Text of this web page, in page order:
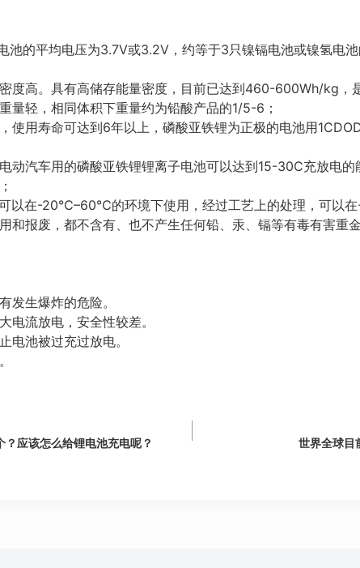
池的平均电压为3.7V或3.2V，约等于3只镍镉电池或镍氢电
度高。具有高储存能量密度，目前已达到460-600Wh/kg，
量轻，相同体积下重量约为铅酸产品的1/5-6；
使用寿命可达到6年以上，磷酸亚铁锂为正极的电池用
动汽车用的磷酸亚铁锂锂离子电池可以达到15-30C充放电的
以在-20℃–60℃的环境下使用，经过工艺上的处理，可以
和报废，都不含有、也不产生任何铅、汞、镉等有毒有害重金
发生爆炸的危险。
电流放电，安全性较差。
电池被过充过放电。
应该怎么给锂电池充电呢？ 世界全球目